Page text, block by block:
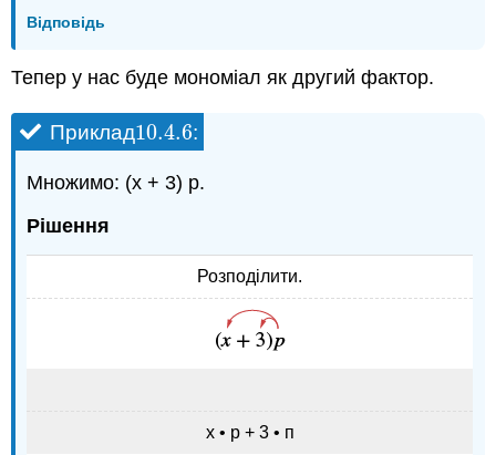
Відповідь
Тепер у нас буде мономіал як другий фактор.
Приклад10.4.6
10.4.6:
Множимо: (х + 3) р.
Рішення
Розподілити.
х • р + 3 • п